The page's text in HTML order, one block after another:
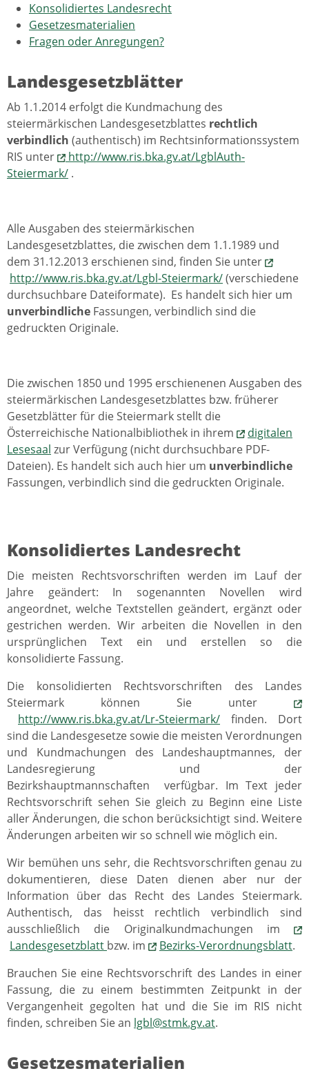
Konsolidiertes Landesrecht
Gesetzesmaterialien
Fragen oder Anregungen?
Landesgesetzblätter
Ab 1.1.2014 erfolgt die Kundmachung des
steiermärkischen Landesgesetzblattes rechtlich
verbindlich (authentisch) im Rechtsinformationssystem
RIS unter
http://www.ris.bka.gv.at/LgblAuth-
Steiermark/ .
Alle Ausgaben des steiermärkischen
Landesgesetzblattes, die zwischen dem 1.1.1989 und
dem 31.12.2013 erschienen sind, finden Sie unter
http://www.ris.bka.gv.at/Lgbl-Steiermark/(verschiedene
durchsuchbare Dateiformate). Es handelt sich hier um
unverbindliche Fassungen, verbindlich sind die
gedruckten Originale.
Die zwischen 1850 und 1995 erschienenen Ausgaben des
steiermärkischen Landesgesetzblattes bzw. früherer
Gesetzblätter für die Steiermark stellt die
Österreichische Nationalbibliothek in ihrem
digitalen
Lesesaal zur Verfügung (nicht durchsuchbare PDF-
Dateien). Es handelt sich auch hier um unverbindliche
Fassungen, verbindlich sind die gedruckten Originale.
Konsolidiertes Landesrecht
Die meisten Rechtsvorschriften werden im Lauf der
Jahre geändert: In sogenannten Novellen wird
angeordnet, welche Textstellen geändert, ergänzt oder
gestrichen werden. Wir arbeiten die Novellen in den
ursprünglichen Text ein und erstellen so die
konsolidierte Fassung.
Die konsolidierten Rechtsvorschriften des Landes
Steiermark können Sie unter
http://www.ris.bka.gv.at/Lr-Steiermark/ finden. Dort
sind die Landesgesetze sowie die meisten Verordnungen
und Kundmachungen des Landeshauptmannes, der
Landesregierung und der
Bezirkshauptmannschaften verfügbar. Im Text jeder
Rechtsvorschrift sehen Sie gleich zu Beginn eine Liste
aller Änderungen, die schon berücksichtigt sind. Weitere
Änderungen arbeiten wir so schnell wie möglich ein.
Wir bemühen uns sehr, die Rechtsvorschriften genau zu
dokumentieren, diese Daten dienen aber nur der
Information über das Recht des Landes Steiermark.
Authentisch, das heisst rechtlich verbindlich sind
ausschließlich die Originalkundmachungen im
Landesgesetzblatt bzw. im Bezirks-Verordnungsblatt.
Brauchen Sie eine Rechtsvorschrift des Landes in einer
Fassung, die zu einem bestimmten Zeitpunkt in der
Vergangenheit gegolten hat und die Sie im RIS nicht
finden, schreiben Sie an lgbl@stmk.gv.at.
Gesetzesmaterialien